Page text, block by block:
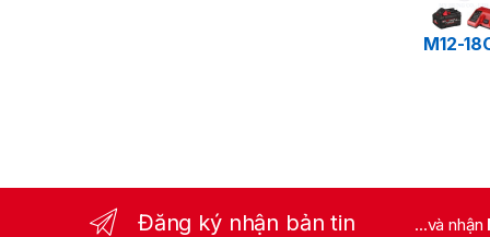
M12-
Đăng ký nhận bản tin ...và nhận